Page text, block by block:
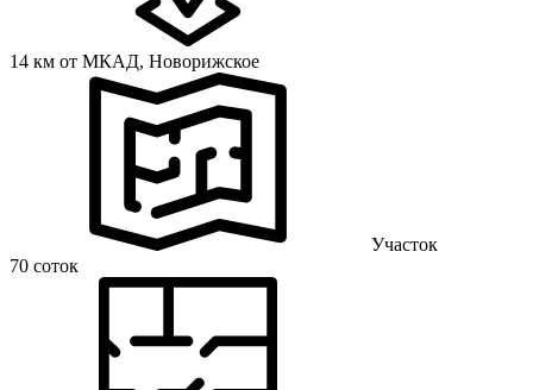
14 км от МКАД, Новорижское
Участок
70 соток